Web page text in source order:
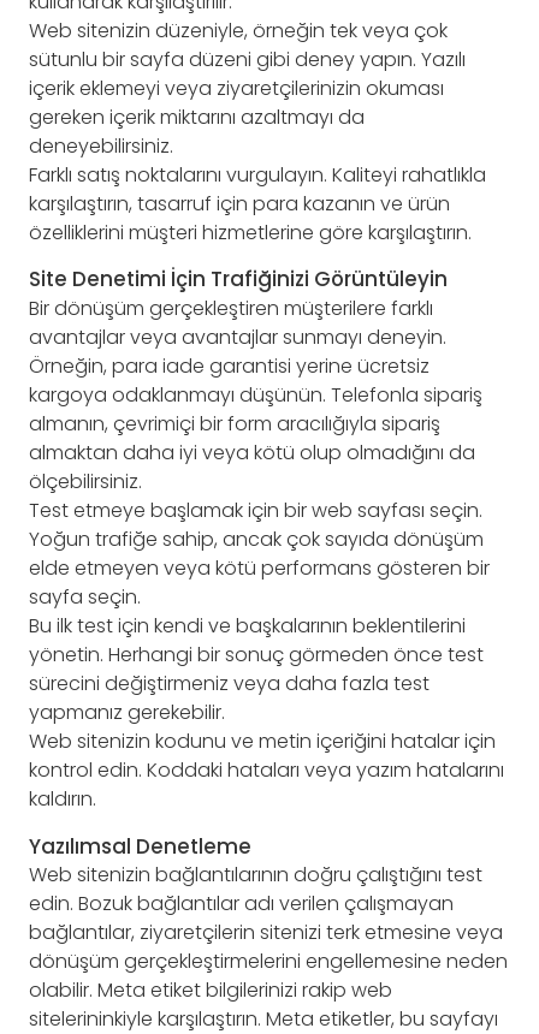
Web sitenizin düzeniyle, örneğin tek veya çok
sütunlu bir sayfa düzeni gibi deney yapın. Yazılı
içerik eklemeyi veya ziyaretçilerinizin okuması
gereken içerik miktarını azaltmayı da
deneyebilirsiniz.
Farklı satış noktalarını vurgulayın. Kaliteyi rahatlıkla
karşılaştırın, tasarruf için para kazanın ve ürün
özelliklerini müşteri hizmetlerine göre karşılaştırın.
Site Denetimi İçin Trafiğinizi Görüntüleyin
Bir dönüşüm gerçekleştiren müşterilere farklı
avantajlar veya avantajlar sunmayı deneyin.
Örneğin, para iade garantisi yerine ücretsiz
kargoya odaklanmayı düşünün. Telefonla sipariş
almanın, çevrimiçi bir form aracılığıyla sipariş
almaktan daha iyi veya kötü olup olmadığını da
ölçebilirsiniz.
Test etmeye başlamak için bir web sayfası seçin.
Yoğun trafiğe sahip, ancak çok sayıda dönüşüm
elde etmeyen veya kötü performans gösteren bir
sayfa seçin.
Bu ilk test için kendi ve başkalarının beklentilerini
yönetin. Herhangi bir sonuç görmeden önce test
sürecini değiştirmeniz veya daha fazla test
yapmanız gerekebilir.
Web sitenizin kodunu ve metin içeriğini hatalar için
kontrol edin. Koddaki hataları veya yazım hatalarını
kaldırın.
Yazılımsal Denetleme
Web sitenizin bağlantılarının doğru çalıştığını test
edin. Bozuk bağlantılar adı verilen çalışmayan
bağlantılar, ziyaretçilerin sitenizi terk etmesine veya
dönüşüm gerçekleştirmelerini engellemesine neden
olabilir. Meta etiket bilgilerinizi rakip web
sitelerininkiyle karşılaştırın. Meta etiketler, bu sayfayı